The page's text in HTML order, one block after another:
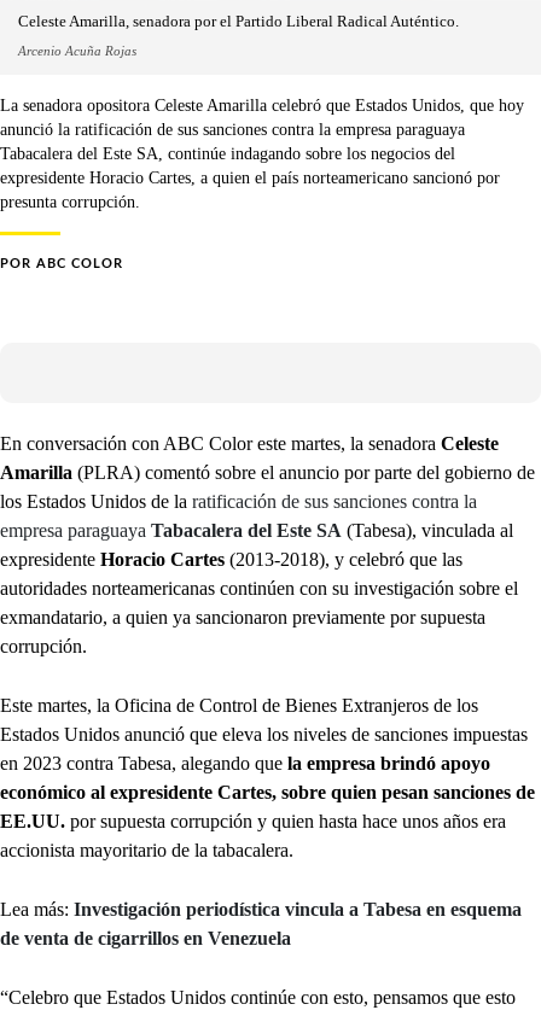
Celeste Amarilla, senadora por el Partido Liberal Radical Auténtico.
Arcenio Acuña Rojas
La senadora opositora Celeste Amarilla celebró que Estados Unidos, que hoy
anunció la ratificación de sus sanciones contra la empresa paraguaya
Tabacalera del Este SA, continúe indagando sobre los negocios del
expresidente Horacio Cartes, a quien el país norteamericano sancionó por
presunta corrupción.
POR ABC COLOR
En conversación con ABC Color este martes, la senadora Celeste
Amarilla (PLRA) comentó sobre el anuncio por parte del gobierno de
los Estados Unidos de la ratificación de sus sanciones contra la
empresa paraguaya Tabacalera del Este SA (Tabesa), vinculada al
expresidente Horacio Cartes (2013-2018), y celebró que las
autoridades norteamericanas continúen con su investigación sobre el
exmandatario, a quien ya sancionaron previamente por supuesta
corrupción.
Este martes, la Oficina de Control de Bienes Extranjeros de los
Estados Unidos anunció que eleva los niveles de sanciones impuestas
en 2023 contra Tabesa, alegando que la empresa brindó apoyo
económico al expresidente Cartes, sobre quien pesan sanciones de
EE.UU. por supuesta corrupción y quien hasta hace unos años era
accionista mayoritario de la tabacalera.
Lea más: Investigación periodística vincula a Tabesa en esquema
de venta de cigarrillos en Venezuela
“Celebro que Estados Unidos continúe con esto, pensamos que esto